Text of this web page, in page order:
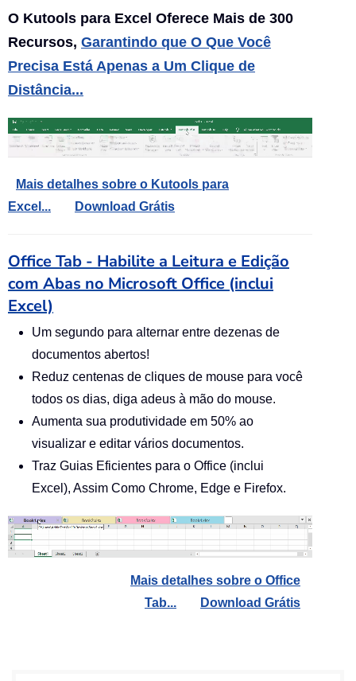
O Kutools para Excel Oferece Mais de 300
Recursos, Garantindo que O Que Você
Precisa Está Apenas a Um Clique de
Distância...
Mais detalhes sobre o Kutools para
Excel...
Download Grátis
Office Tab - Habilite a Leitura e Edição
com Abas no Microsoft Office (inclui
Excel)
Um segundo para alternar entre dezenas de
documentos abertos!
Reduz centenas de cliques de mouse para você
todos os dias, diga adeus à mão do mouse.
Aumenta sua produtividade em 50% ao
visualizar e editar vários documentos.
Traz Guias Eficientes para o Office (inclui
Excel), Assim Como Chrome, Edge e Firefox.
Mais detalhes sobre o Office
Tab...
Download Grátis